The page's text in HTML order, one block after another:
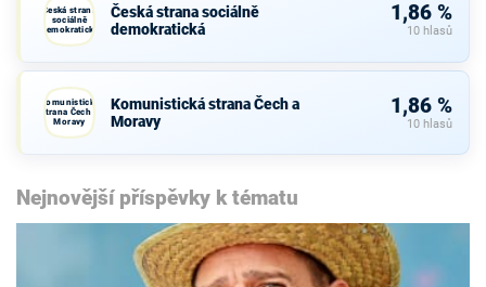
Česká strana
sociálně
demokratická
Česká strana sociálně
demokratická
1,86 %
10 hlasů
Komunistická
strana Čech a
Moravy
Komunistická strana Čech a
Moravy
1,86 %
10 hlasů
Nejnovější příspěvky k tématu